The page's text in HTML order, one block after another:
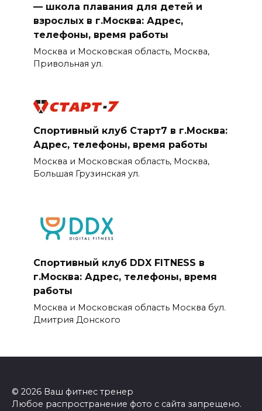
— школа плавания для детей и
взрослых в г.Москва: Адрес,
телефоны, время работы
Москва и Московская область, Москва,
Привольная ул.
Спортивный клуб Старт7 в г.Москва:
Адрес, телефоны, время работы
Москва и Московская область, Москва,
Большая Грузинская ул.
Спортивный клуб DDX FITNESS в
г.Москва: Адрес, телефоны, время
работы
Москва и Московская область Москва бул.
Дмитрия Донского
© 2026 Ваш фитнес тренер
Любое распространение фото с сайта запрещено.